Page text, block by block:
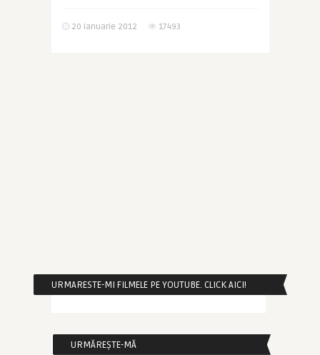
20 ianuarie 2012 17493
URMARESTE-MI FILMELE PE YOUTUBE. CLICK AICI!
URMĂREȘTE-MĂ